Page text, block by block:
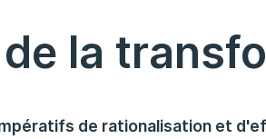
la
de rationalisation et